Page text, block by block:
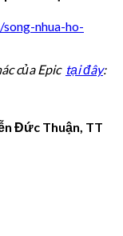
nhua-ho-
của Epic tại đây:
Đức Thuận, TT